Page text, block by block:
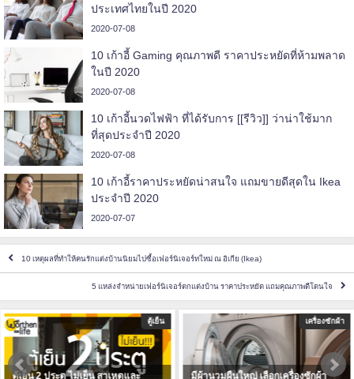
ประเทศไทยในปี 2020
2020-07-08
10 เก้าอี้ Gaming คุณภาพดี ราคาประหยัดที่ห้ามพลาด
ในปี 2020
2020-07-08
10 เก้าอี้นวดไฟฟ้า ที่ได้รับการ [[รีวิว]] ว่าน่าใช้มาก
ที่สุดประจำปี 2020
2020-07-08
10 เก้าอี้ราคาประหยัดน่าสนใจ แถมขายดีสุดใน Ikea
ประจำปี 2020
2020-07-07
10 เหตุผลที่ทำให้คนรักแต่งบ้านนิยมไปซื้อเฟอร์นิเจอร์ทใหม่ ณ อิเกีย (Ikea)
5 แหล่งจำหน่ายเฟอร์นิเจอร์ตกแต่งบ้าน ราคาประหยัด แถมคุณภาพดีโดนใจ
2 ประตู ไม่เย็น สาเหตุและ
เครื่องซักผ้า
มีผ้านวมผืนใหญ่ เลือกเครื่องซักผ้า
ที